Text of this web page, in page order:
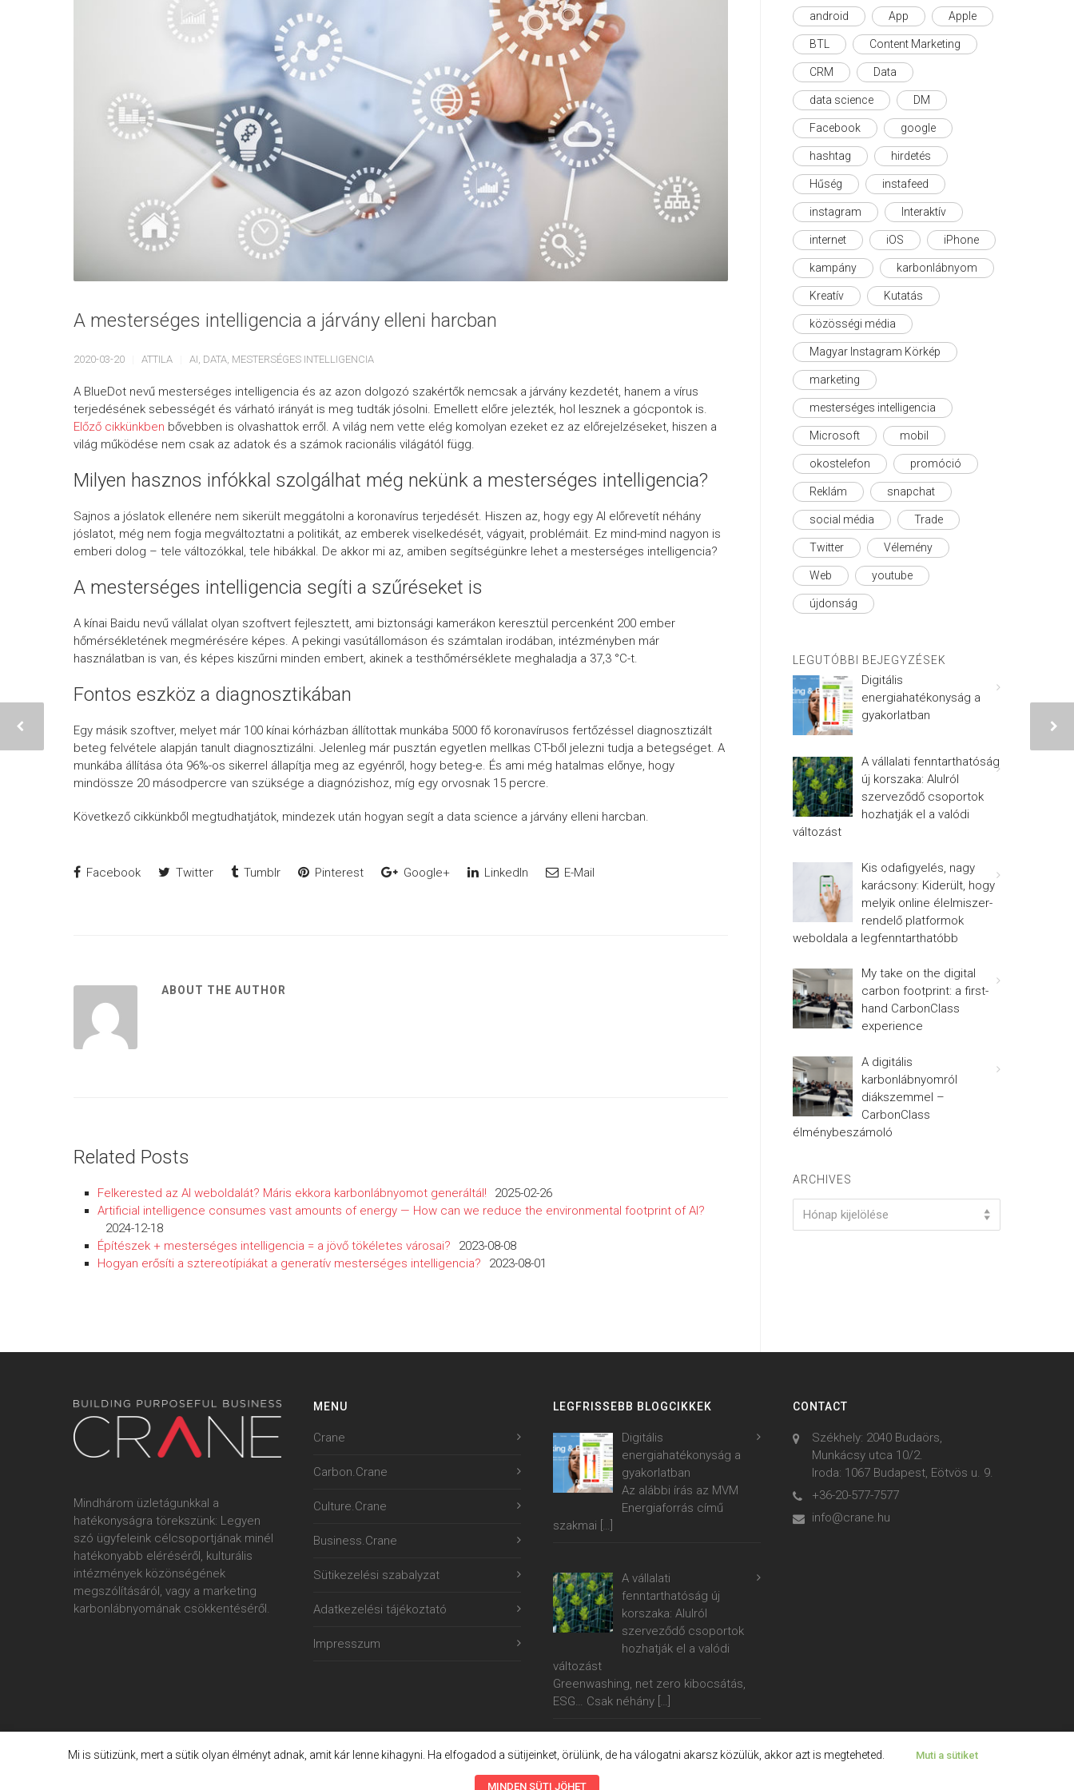
A mesterséges intelligencia a járvány elleni harcban
2020-03-20 ATTILA AI, DATA, MESTERSÉGES INTELLIGENCIA
A BlueDot nevű mesterséges intelligencia és az azon dolgozó szakértők nemcsak a járvány kezdetét, hanem a vírus
terjedésének sebességét és várható irányát is meg tudták jósolni. Emellett előre jelezték, hol lesznek a gócpontok is.
Előző cikkünkben bővebben is olvashattok erről. A világ nem vette elég komolyan ezeket ez az előrejelzéseket, hiszen a
világ működése nem csak az adatok és a számok racionális világától függ.
Milyen hasznos infókkal szolgálhat még nekünk a mesterséges intelligencia?
Sajnos a jóslatok ellenére nem sikerült meggátolni a koronavírus terjedését. Hiszen az, hogy egy AI előrevetít néhány
jóslatot, még nem fogja megváltoztatni a politikát, az emberek viselkedését, vágyait, problémáit. Ez mind-mind nagyon is
emberi dolog – tele változókkal, tele hibákkal. De akkor mi az, amiben segítségünkre lehet a mesterséges intelligencia?
A mesterséges intelligencia segíti a szűréseket is
A kínai Baidu nevű vállalat olyan szoftvert fejlesztett, ami biztonsági kamerákon keresztül percenként 200 ember
hőmérsékletének megmérésére képes. A pekingi vasútállomáson és számtalan irodában, intézményben már
használatban is van, és képes kiszűrni minden embert, akinek a testhőmérséklete meghaladja a 37,3 °C-t.
Fontos eszköz a diagnosztikában
Egy másik szoftver, melyet már 100 kínai kórházban állítottak munkába 5000 fő koronavírusos fertőzéssel diagnosztizált
beteg felvétele alapján tanult diagnosztizálni. Jelenleg már pusztán egyetlen mellkas CT-ből jelezni tudja a betegséget. A
munkába állítása óta 96%-os sikerrel állapítja meg az egyénről, hogy beteg-e. És ami még hatalmas előnye, hogy
mindössze 20 másodpercre van szüksége a diagnózishoz, míg egy orvosnak 15 percre.
Következő cikkünkből megtudhatjátok, mindezek után hogyan segít a data science a járvány elleni harcban.
Facebook Twitter Tumblr Pinterest Google+ LinkedIn E-Mail
ABOUT THE AUTHOR
Related Posts
Felkerested az AI weboldalát? Máris ekkora karbonlábnyomot generáltál!
2025-02-26
Artificial intelligence consumes vast amounts of energy — How can we reduce the environmental footprint of AI?
2024-12-18
Építészek + mesterséges intelligencia = a jövő tökéletes városai?
2023-08-08
Hogyan erősíti a sztereotípiákat a generatív mesterséges intelligencia?
2023-08-01
android App Apple
BTL Content Marketing
CRM Data
data science DM
Facebook google
hashtag hirdetés
Hűség instafeed
instagram Interaktív
internet iOS iPhone
kampány karbonlábnyom
Kreatív Kutatás
közösségi média
Magyar Instagram Körkép
marketing
mesterséges intelligencia
Microsoft mobil
okostelefon promóció
Reklám snapchat
social média Trade
Twitter Vélemény
Web youtube
újdonság
LEGUTÓBBI BEJEGYZÉSEK
Digitális
energiahatékonyság a
gyakorlatban
A vállalati fenntarthatóság
új korszaka: Alulról
szerveződő csoportok
hozhatják el a valódi
változást
Kis odafigyelés, nagy
karácsony: Kiderült, hogy
melyik online élelmiszer-
rendelő platformok
weboldala a legfenntarthatóbb
My take on the digital
carbon footprint: a first-
hand CarbonClass
experience
A digitális
karbonlábnyomról
diákszemmel –
CarbonClass
élménybeszámoló
ARCHIVES
Hónap kijelölése
Mindhárom üzletágunkkal a
hatékonyságra törekszünk: Legyen
szó ügyfeleink célcsoportjának minél
hatékonyabb eléréséről, kulturális
intézmények közönségének
megszólításáról, vagy a marketing
karbonlábnyomának csökkentéséről.
MENU
Crane
Carbon.Crane
Culture.Crane
Business.Crane
Sütikezelési szabalyzat
Adatkezelési tájékoztató
Impresszum
LEGFRISSEBB BLOGCIKKEK
Digitális
energiahatékonyság a
gyakorlatban
Az alábbi írás az MVM
Energiaforrás című
szakmai […]
A vállalati
fenntarthatóság új
korszaka: Alulról
szerveződő csoportok
hozhatják el a valódi
változást
Greenwashing, net zero kibocsátás,
ESG… Csak néhány […]
CONTACT
Székhely: 2040 Budaörs,
Munkácsy utca 10/2.
Iroda: 1067 Budapest, Eötvös u. 9.
+36-20-577-7577
info@crane.hu
Mi is sütizünk, mert a sütik olyan élményt adnak, amit kár lenne kihagyni. Ha elfogadod a sütijeinket, örülünk, de ha válogatni akarsz közülük, akkor azt is megteheted. Muti a sütiket
MINDEN SÜTI JÖHET